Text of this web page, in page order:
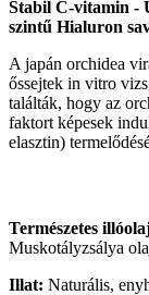
Stabil C-vitamin -
szintű Hialuron
A japán orchidea
őssejtek in vitro
találták, hogy az
faktort képesek
elasztin)
Természetes
Muskotályzsálya
Illat: Naturális,